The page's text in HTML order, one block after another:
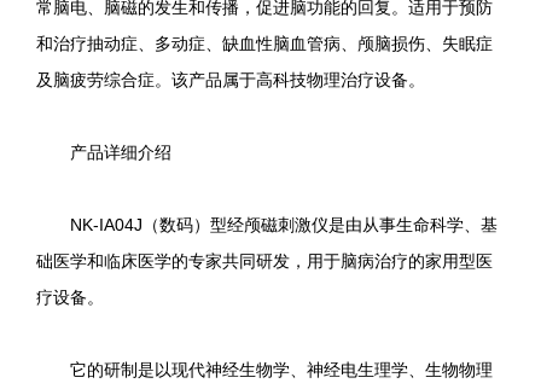
常脑电、脑磁的发生和传播，促进脑功能的回复。适用于预防
和治疗抽动症、多动症、缺血性脑血管病、颅脑损伤、失眠症
及脑疲劳综合症。该产品属于高科技物理治疗设备。
产品详细介绍
NK-IA04J（数码）型经颅磁刺激仪是由从事生命科学、基
础医学和临床医学的专家共同研发，用于脑病治疗的家用型医
疗设备。
它的研制是以现代神经生物学、神经电生理学、生物物理